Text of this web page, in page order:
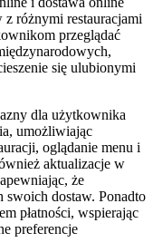
różnymi restauracjami
przeglądać
się ulubionymi
dla użytkownika
umożliwiając
oglądanie menu i
aktualizacje w
że
dostaw. Ponadto
płatności, wspierając
preferencje